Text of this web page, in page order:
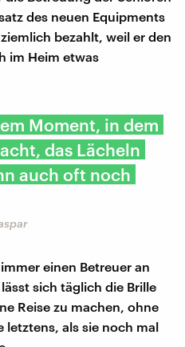
des neuen Equipments
bezahlt, weil er den
im Heim etwas
Moment, in dem
das Lächeln
auch oft noch
einen Betreuer an
sich täglich die Brille
Reise zu machen, ohne
letztens, als sie noch mal